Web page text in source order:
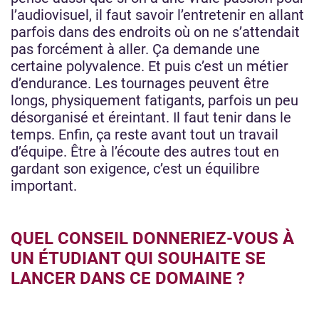
l’audiovisuel, il faut savoir l’entretenir en allant
parfois dans des endroits où on ne s’attendait
pas forcément à aller. Ça demande une
certaine polyvalence. Et puis c’est un métier
d’endurance. Les tournages peuvent être
longs, physiquement fatigants, parfois un peu
désorganisé et éreintant. Il faut tenir dans le
temps. Enfin, ça reste avant tout un travail
d’équipe. Être à l’écoute des autres tout en
gardant son exigence, c’est un équilibre
important.
QUEL CONSEIL DONNERIEZ-VOUS À
UN ÉTUDIANT QUI SOUHAITE SE
LANCER DANS CE DOMAINE ?